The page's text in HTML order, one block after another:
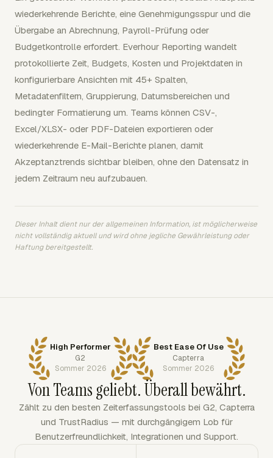
wiederkehrende Berichte, eine Genehmigungsspur und die
Übergabe an Abrechnung, Payroll-Prüfung oder
Budgetkontrolle erfordert. Everhour Reporting wandelt
protokollierte Zeit, Budgets, Kosten und Projektdaten in
konfigurierbare Ansichten mit 45+ Spalten,
Metadatenfiltern, Gruppierung, Datumsbereichen und
bedingter Formatierung um. Teams können CSV-,
Excel/XLSX- oder PDF-Dateien exportieren oder
wiederkehrende E-Mail-Berichte planen, damit
Akzeptanztrends sichtbar bleiben, ohne den Datensatz in
jedem Zeitraum neu aufzubauen.
Dieser Inhalt dient nur der allgemeinen Information, ist möglicherweise
nicht vollständig aktuell und wird ohne jegliche Gewährleistung oder
Haftung bereitgestellt.
High Performer
G2
Sommer 2026
Best Ease Of Use
Capterra
Sommer 2026
Von Teams geliebt. Überall bewährt.
Zählt zu den besten Zeiterfassungstools bei G2, Capterra
und TrustRadius — mit durchgängigem Lob für
Benutzerfreundlichkeit, Integrationen und Support.